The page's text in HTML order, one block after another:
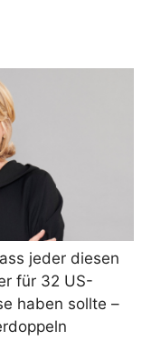
jeder diesen
für 32 US-
haben sollte –